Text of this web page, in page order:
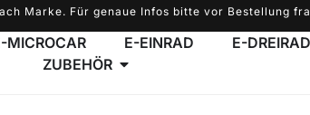
Marke. Für genaue Infos bitte vor Bestellung
MICROCAR E-EINRAD E-DREIRAD
ZUBEHÖR